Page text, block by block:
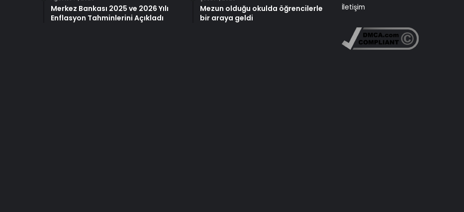
Merkez Bankası 2025 ve 2026 Yılı
Enflasyon Tahminlerini Açıkladı
Mezun olduğu okulda öğrencilerle
bir araya geldi
İletişim